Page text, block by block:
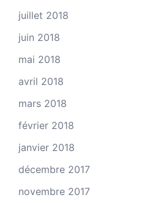
juillet 2018
juin 2018
mai 2018
avril 2018
mars 2018
février 2018
janvier 2018
décembre 2017
novembre 2017